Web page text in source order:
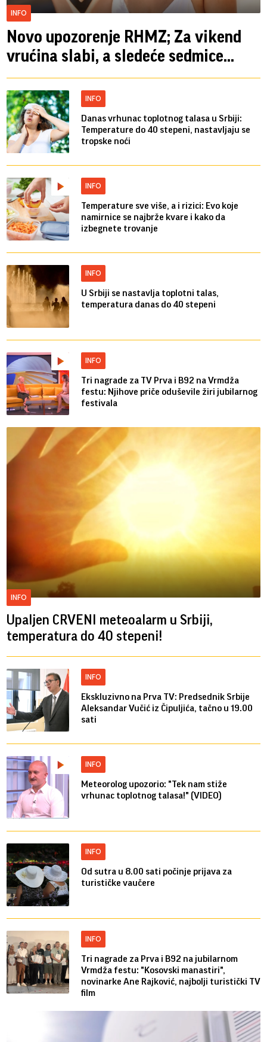
INFO
Novo upozorenje RHMZ; Za vikend
vrućina slabi, a sledeće sedmice...
INFO
Danas vrhunac toplotnog talasa u Srbiji:
Temperature do 40 stepeni, nastavljaju se
tropske noći
INFO
Temperature sve više, a i rizici: Evo koje
namirnice se najbrže kvare i kako da
izbegnete trovanje
INFO
U Srbiji se nastavlja toplotni talas,
temperatura danas do 40 stepeni
INFO
Tri nagrade za TV Prva i B92 na Vrmdža
festu: Njihove priče oduševile žiri jubilarnog
festivala
INFO
Upaljen CRVENI meteoalarm u Srbiji,
temperatura do 40 stepeni!
INFO
Ekskluzivno na Prva TV: Predsednik Srbije
Aleksandar Vučić iz Čipuljića, tačno u 19.00
sati
INFO
Meteorolog upozorio: "Tek nam stiže
vrhunac toplotnog talasa!" (VIDEO)
INFO
Od sutra u 8.00 sati počinje prijava za
turističke vaučere
INFO
Tri nagrade za Prva i B92 na jubilarnom
Vrmdža festu: "Kosovski manastiri",
novinarke Ane Rajković, najbolji turistički TV
film